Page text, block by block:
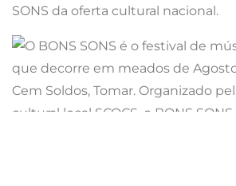
SONS da oferta cultural nacional.